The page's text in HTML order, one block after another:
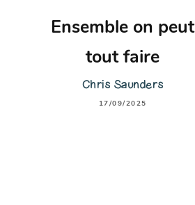
Ensemble on peut
tout faire
Chris Saunders
17/09/2025